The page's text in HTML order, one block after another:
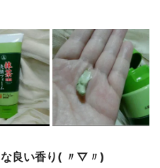
良い香り( 〃▽〃)